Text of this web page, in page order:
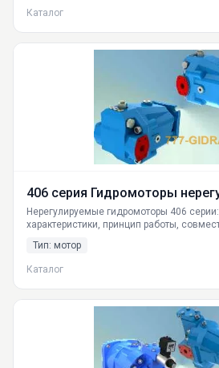
от ГИДРАВЛИКА по всей РФ: Москва, СПб,
другие города.
Каталог
406 серия Гидромоторы
Нерегулируемые гидромоторы 406
характеристики, принцип работы,
Тип: мотор
Каталог